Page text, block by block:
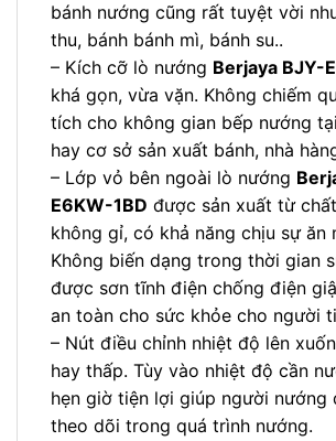
bánh nướng cũng rất tuyệt vời
thu, bánh bánh mì, bánh su..
– Kích cỡ lò nướng Berjaya BJY-
khá gọn, vừa vặn. Không chiếm
tích cho không gian bếp nướng
hay cơ sở sản xuất bánh, nhà
– Lớp vỏ bên ngoài lò nướng
E6KW-1BD được sản xuất từ
không gỉ, có khả năng chịu sự ăn
Không biến dạng trong thời gian
được sơn tĩnh điện chống điện
an toàn cho sức khỏe cho người
– Nút điều chỉnh nhiệt độ lên
hay thấp. Tùy vào nhiệt độ cần
hẹn giờ tiện lợi giúp người nướng
theo dõi trong quá trình nướng.